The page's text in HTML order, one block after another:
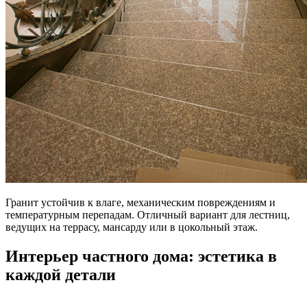
Гранит устойчив к влаге, механическим повреждениям и
температурным перепадам. Отличный вариант для лестниц,
ведущих на террасу, мансарду или в цокольный этаж.
Интерьер частного дома: эстетика в
каждой детали